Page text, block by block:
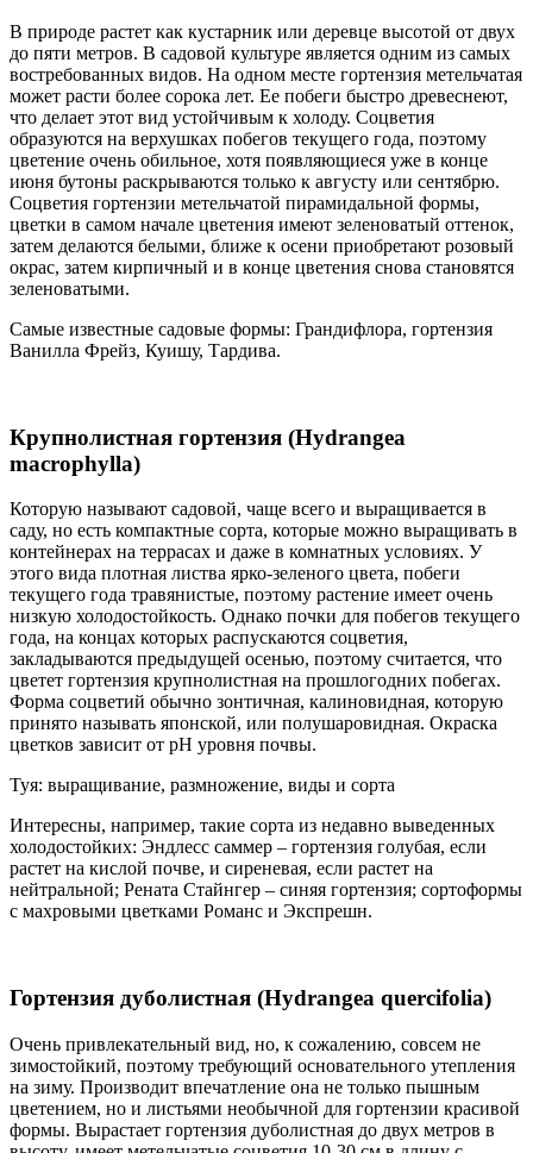
В природе растет как кустарник или деревце высотой от двух
до пяти метров. В садовой культуре является одним из самых
востребованных видов. На одном месте гортензия метельчатая
может расти более сорока лет. Ее побеги быстро древеснеют,
что делает этот вид устойчивым к холоду. Соцветия
образуются на верхушках побегов текущего года, поэтому
цветение очень обильное, хотя появляющиеся уже в конце
июня бутоны раскрываются только к августу или сентябрю.
Соцветия гортензии метельчатой пирамидальной формы,
цветки в самом начале цветения имеют зеленоватый оттенок,
затем делаются белыми, ближе к осени приобретают розовый
окрас, затем кирпичный и в конце цветения снова становятся
зеленоватыми.
Самые известные садовые формы: Грандифлора, гортензия
Ванилла Фрейз, Куишу, Тардива.
Крупнолистная гортензия (Hydrangea
macrophylla)
Которую называют садовой, чаще всего и выращивается в
саду, но есть компактные сорта, которые можно выращивать в
контейнерах на террасах и даже в комнатных условиях. У
этого вида плотная листва ярко-зеленого цвета, побеги
текущего года травянистые, поэтому растение имеет очень
низкую холодостойкость. Однако почки для побегов текущего
года, на концах которых распускаются соцветия,
закладываются предыдущей осенью, поэтому считается, что
цветет гортензия крупнолистная на прошлогодних побегах.
Форма соцветий обычно зонтичная, калиновидная, которую
принято называть японской, или полушаровидная. Окраска
цветков зависит от рН уровня почвы.
Туя: выращивание, размножение, виды и сорта
Интересны, например, такие сорта из недавно выведенных
холодостойких: Эндлесс саммер – гортензия голубая, если
растет на кислой почве, и сиреневая, если растет на
нейтральной; Рената Стайнгер – синяя гортензия; сортоформы
с махровыми цветками Романс и Экспрешн.
Гортензия дуболистная (Hydrangea quercifolia)
Очень привлекательный вид, но, к сожалению, совсем не
зимостойкий, поэтому требующий основательного утепления
на зиму. Производит впечатление она не только пышным
цветением, но и листьями необычной для гортензии красивой
формы. Вырастает гортензия дуболистная до двух метров в